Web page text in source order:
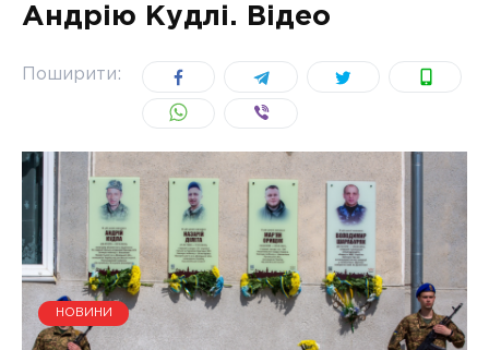
Андрію Кудлі. Відео
Поширити:
НОВИНИ